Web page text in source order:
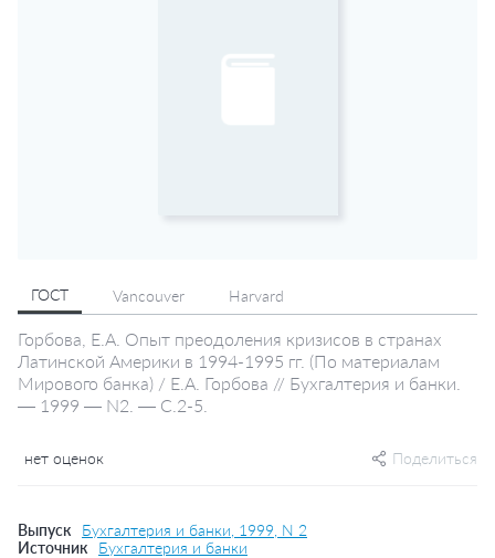
ГОСТ Vancouver Harvard
Горбова, Е.А. Опыт преодоления кризисов в странах
Латинской Америки в 1994-1995 гг. (По материалам
Мирового банка) / Е.А. Горбова // Бухгалтерия и банки.
— 1999 — N2. — С.2-5.
нет оценок Поделиться
Выпуск
Бухгалтерия и банки, 1999, N 2
Источник
Бухгалтерия и банки